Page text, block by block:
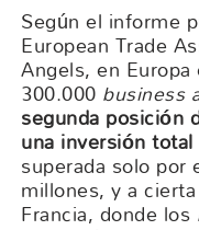
Según el informe
European Trade
Angels, en
300.000 business
segunda posición
una inversión
superada solo por
millones, y a
Francia, donde los